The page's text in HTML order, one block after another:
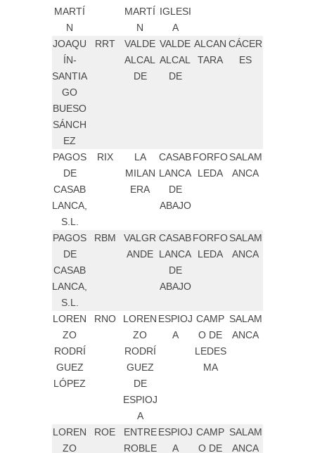
MARTÍ
N
MARTÍ
N
IGLESI
A
JOAQU
ÍN-
SANTIA
GO
BUESO
SÁNCH
EZ
RRT
VALDE
ALCAL
DE
VALDE
ALCAL
DE
ALCAN
TARA
CÁCER
ES
PAGOS
DE
CASAB
LANCA,
S.L.
RIX
LA
MILAN
ERA
CASAB
LANCA
DE
ABAJO
FORFO
LEDA
SALAM
ANCA
PAGOS
DE
CASAB
LANCA,
S.L.
RBM
VALGR
ANDE
CASAB
LANCA
DE
ABAJO
FORFO
LEDA
SALAM
ANCA
LOREN
ZO
RODRÍ
GUEZ
LÓPEZ
RNO
LOREN
ZO
RODRÍ
GUEZ
DE
ESPIOJ
A
ESPIOJ
A
CAMP
O DE
LEDES
MA
SALAM
ANCA
LOREN
ZO
ROE
ENTRE
ROBLE
ESPIOJ
A
CAMP
O DE
SALAM
ANCA